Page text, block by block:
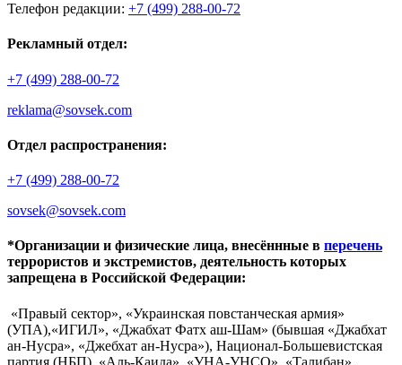
Телефон редакции: +7 (499) 288-00-72
Рекламный отдел:
+7 (499) 288-00-72
reklama@sovsek.com
Отдел распространения:
+7 (499) 288-00-72
sovsek@sovsek.com
*Организации и физические лица, внесённные в перечень
террористов и экстремистов, деятельность которых
запрещена в Российской Федерации:
«Правый сектор», «Украинская повстанческая армия»
(УПА),«ИГИЛ», «Джабхат Фатх аш-Шам» (бывшая «Джабхат
ан-Нусра», «Джебхат ан-Нусра»), Национал-Большевистская
партия (НБП), «Аль-Каида», «УНА-УНСО», «Талибан»,